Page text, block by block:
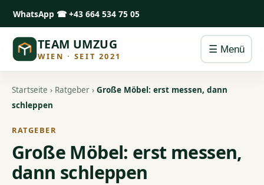
WhatsApp ☎ +43 664 534 75 05
TEAM UMZUG
WIEN · SEIT 2021
☰ Menü
Startseite › Ratgeber › Große Möbel: erst messen, dann
schleppen
RATGEBER
Große Möbel: erst messen,
dann schleppen